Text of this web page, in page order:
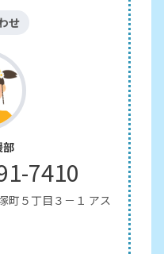
せ
部
7410
町５丁目３－１ アス